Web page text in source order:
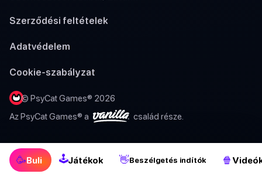
🥳Buli 🕹Játékok 👋Beszélgetés indítók 🍿
Szerződési feltételek
Adatvédelem
Cookie-szabályzat
© PsyCat Games® 2026
Az PsyCat Games® a
család része.